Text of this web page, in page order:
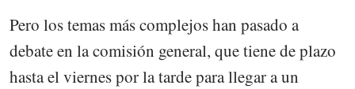
Pero los temas más complejos han pasado a
debate en la comisión general, que tiene de plazo
hasta el viernes por la tarde para llegar a un